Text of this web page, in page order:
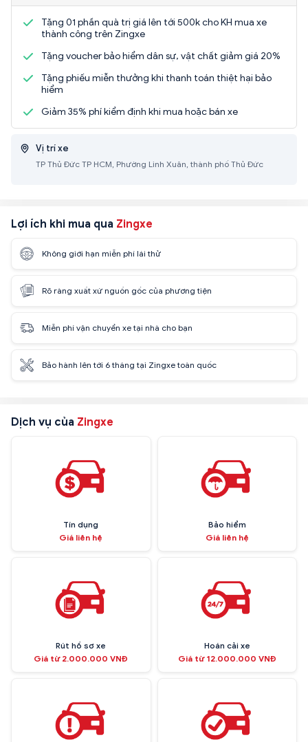
Tặng 01 phần quà trị giá lên tới 500k cho KH mua xe
thành công trên Zingxe
Tặng voucher bảo hiểm dân sự, vật chất giảm giá 20%
Tặng phiếu miễn thưởng khi thanh toán thiệt hại bảo
hiểm
Giảm 35% phí kiểm định khi mua hoặc bán xe
Vị trí xe
TP Thủ Đức TP HCM, Phường Linh Xuân, thành phố Thủ Đức
Lợi ích khi mua qua Zingxe
Không giới hạn miễn phí lái thử
Rõ ràng xuất xứ nguồn gốc của phương tiện
Miễn phí vận chuyển xe tại nhà cho bạn
Bảo hành lên tới 6 tháng tại Zingxe toàn quốc
Dịch vụ của Zingxe
Tín dụng
Giá liên hệ
Bảo hiểm
Giá liên hệ
Rút hồ sơ xe
Giá từ 2.000.000 VNĐ
Hoán cải xe
Giá từ 12.000.000 VNĐ